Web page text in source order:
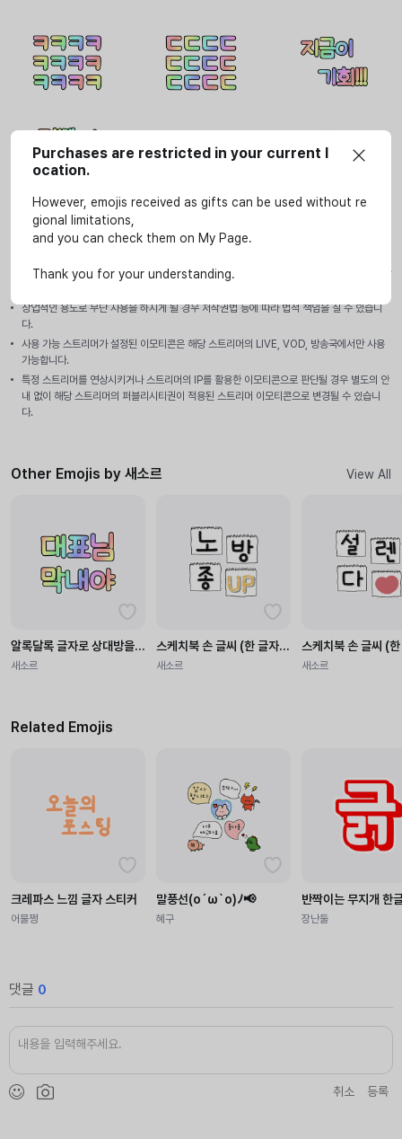
사용안내
이모티콘은 SOOP 서비스(LIVE, VOD, 방송국, e스포츠 페이지)에서만 개인적인 용도로 사
상업적인 용도로 무단 사용을 하시게 될 경우 저작권법 등에 따라 법적 책임을 질 수 있습니
다.
사용 가능 스트리머가 설정된 이모티콘은 해당 스트리머의 LIVE, VOD, 방송국에서만 사용
가능합니다.
특정 스트리머를 연상시키거나 스트리머의 IP를 활용한 이모티콘으로 판단될 경우 별도의 안
내 없이 해당 스트리머의 퍼블리시티권이 적용된 스트리머 이모티콘으로 변경될 수 있습니
다.
Other Emojis by 새소르 View All
알록달록 글자로 상대방을 불러봐요.
새소르
스케치북 손 글씨 (한 글자ver) 2
새소르
스케치북 손 글씨 (
새소르
Related Emojis
크레파스 느낌 글자 스티커
어물쩡
말풍선(o´ω`o)ﾉ📢
혜구
반짝이는 무지개 한
장난둘
댓글 0
취소 등록
Purchases are restricted in your current l
ocation.
However, emojis received as gifts can be used without re
gional limitations,
and you can check them on My Page.
Thank you for your understanding.